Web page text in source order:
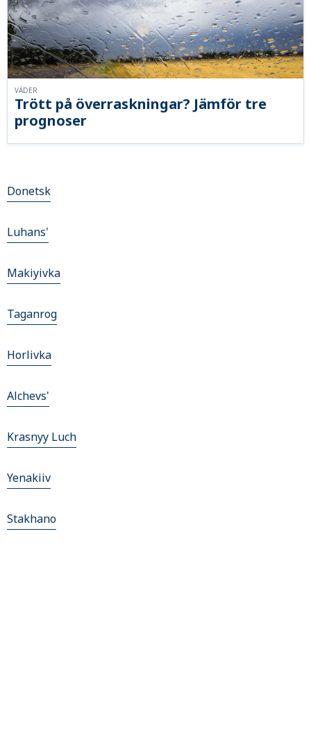
Trött på överraskningar? Jämför tre
prognoser
VÄDER
Donetsk
Luhans'
Makiyivka
Taganrog
Horlivka
Alchevs'
Krasnyy Luch
Yenakiiv
Stakhano